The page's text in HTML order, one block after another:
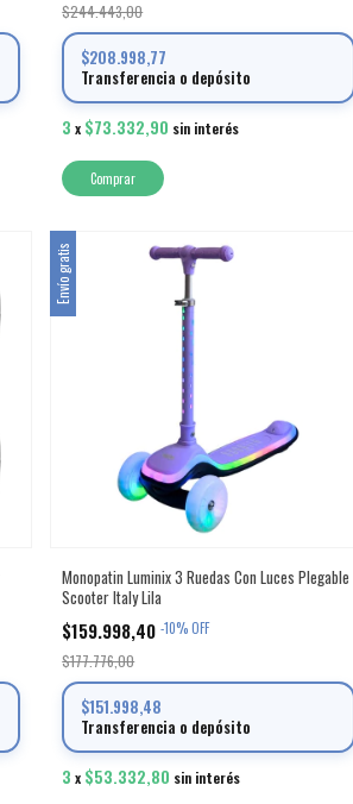
$244.443,00
$208.998,77
Transferencia o depósito
3 x $73.332,90 sin interés
Comprar
Envío gratis
Monopatin Luminix 3 Ruedas Con Luces Plegable
Scooter Italy Lila
$159.998,40-10%OFF
$177.776,00
$151.998,48
Transferencia o depósito
3 x $53.332,80 sin interés